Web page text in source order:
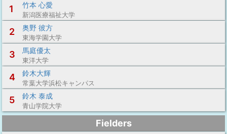
1
竹本 心愛
新潟医療福祉大学
2 奥野 彼方
東海学園大学
3 馬庭優太
東洋大学
4 鈴木大輝
常葉大学浜松キャンパス
5 鈴木 泰成
青山学院大学
Fielders